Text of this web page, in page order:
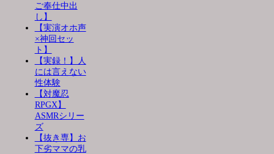
ご奉仕中出
し】
【実演オホ声
×神回セッ
ト】
【実録！】人
には言えない
性体験
【対魔忍
RPGX】
ASMRシリー
ズ
【抜き専】お
下劣ママの乳